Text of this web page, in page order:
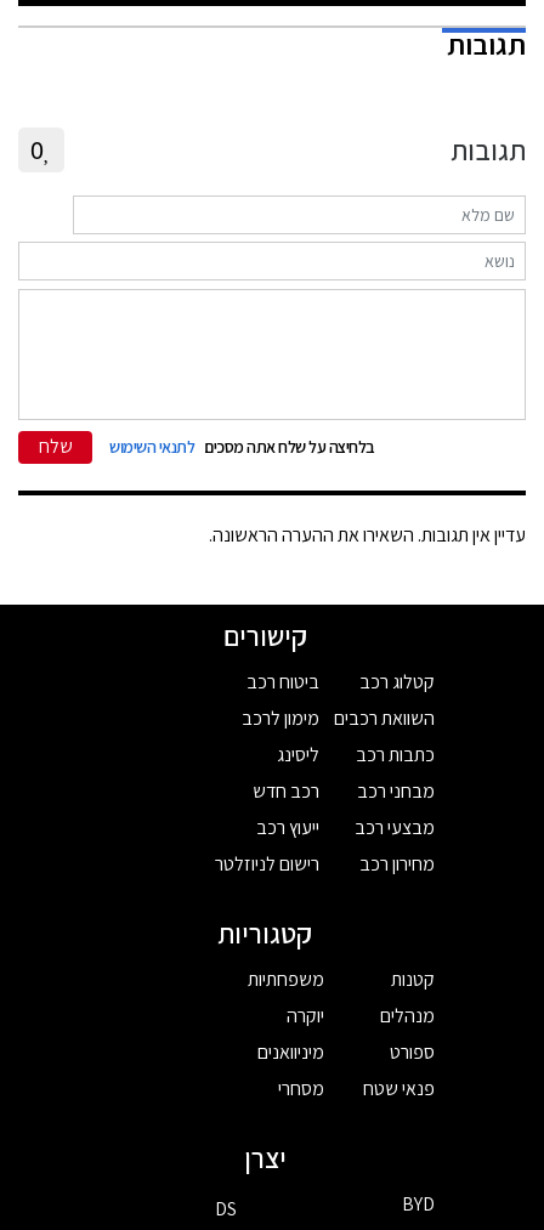
תגובות
תגובות 0
בלחיצה על שלח אתה מסכים לתנאי השימוש שלח
עדיין אין תגובות. השאירו את ההערה הראשונה.
קישורים
קטלוג רכב
השוואת רכבים
כתבות רכב
מבחני רכב
מבצעי רכב
מחירון רכב
ביטוח רכב
מימון לרכב
ליסינג
רכב חדש
ייעוץ רכב
רישום לניוזלטר
קטגוריות
קטנות
מנהלים
ספורט
פנאי שטח
משפחתיות
יוקרה
מיניוואנים
מסחרי
יצרן
BYD
DS